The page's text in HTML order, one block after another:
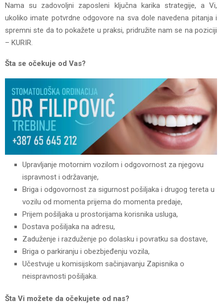
Nama su zadovoljni zaposleni ključna karika strategije, a Vi,
ukoliko imate potvrdne odgovore na sva dole navedena pitanja i
spremni ste da to pokažete u praksi, pridružite nam se na poziciji
– KURIR.
Šta se očekuje od Vas?
Upravljanje motornim vozilom i odgovornost za njegovu
ispravnost i održavanje,
Briga i odgovornost za sigurnost pošiljaka i drugog tereta u
vozilu od momenta prijema do momenta predaje,
Prijem pošiljaka u prostorijama korisnika usluga,
Dostava pošiljaka na adresu,
Zaduženje i razduženje po dolasku i povratku sa dostave,
Briga o parkiranju i obezbjeđenju vozila,
Učestvuje u komisijskom sačinjavanju Zapisnika o
neispravnosti pošiljaka.
Šta Vi možete da očekujete od nas?